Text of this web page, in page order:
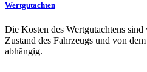
Wertgutachten
Die Kosten des Wertgutachtens
Zustand des Fahrzeugs und von
abhängig.